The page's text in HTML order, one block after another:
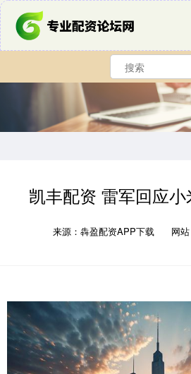
凯丰配资 雷军回应
来源：犇盈配资APP下载 网